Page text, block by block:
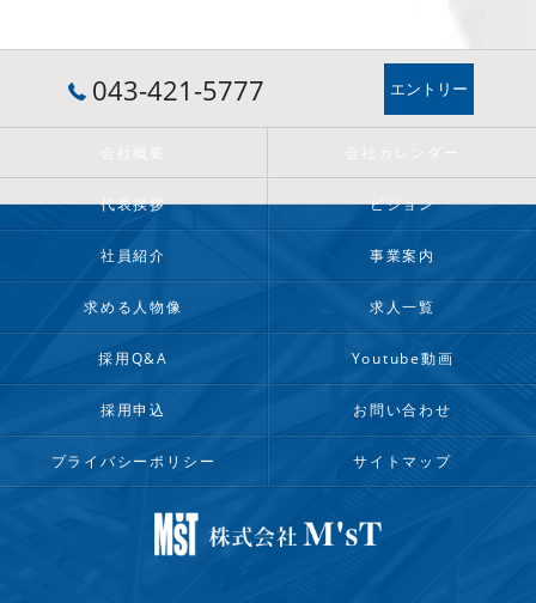
043-421-5777 エントリー
代表挨拶 ビジョン
社員紹介 事業案内
求める人物像 求人一覧
採用Q&A Youtube動画
採用申込 お問い合わせ
プライバシーポリシー サイトマップ